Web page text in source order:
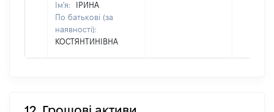
Ім'я:
ІРИНА
По батькові (за
наявності):
КОСТЯНТИНІВНА